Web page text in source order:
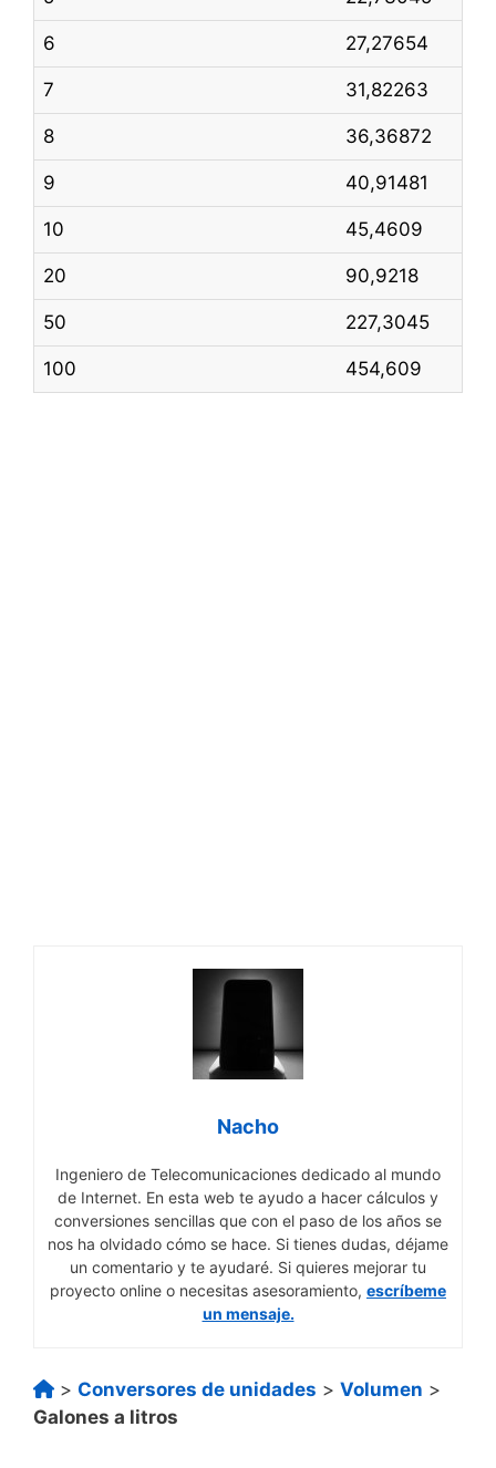
6 27,27654
7 31,82263
8 36,36872
9 40,91481
10 45,4609
20 90,9218
50 227,3045
100 454,609
Nacho
Ingeniero de Telecomunicaciones dedicado al mundo
de Internet. En esta web te ayudo a hacer cálculos y
conversiones sencillas que con el paso de los años se
nos ha olvidado cómo se hace. Si tienes dudas, déjame
un comentario y te ayudaré. Si quieres mejorar tu
proyecto online o necesitas asesoramiento, escríbeme
un mensaje.
> Conversores de unidades > Volumen >
Galones a litros